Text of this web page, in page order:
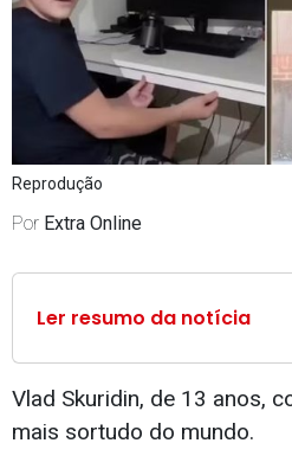
Reprodução
Por Extra Online
Ler resumo da notícia
Vlad Skuridin, de 13 anos,
mais sortudo do mundo.